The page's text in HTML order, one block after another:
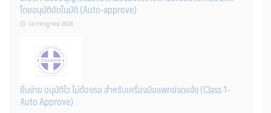
โดยอนุมัติอัตโนมัติ (Auto-approve)
14 กรกฎาคม 2026
ยื่นง่าย อนุมัติไว ไม่ต้องรอ สำหรับเครื่องมือแพทย์จดแจ้ง (Class 1-
Auto Approve)